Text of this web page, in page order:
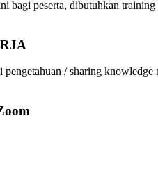
peserta, dibutuhkan training
/ sharing